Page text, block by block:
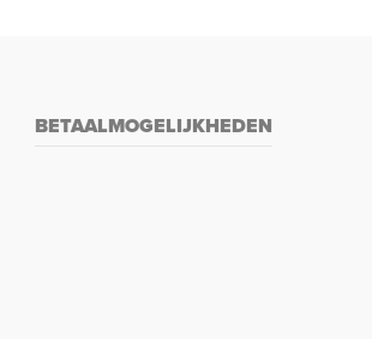
BETAALMOGELIJKHEDEN